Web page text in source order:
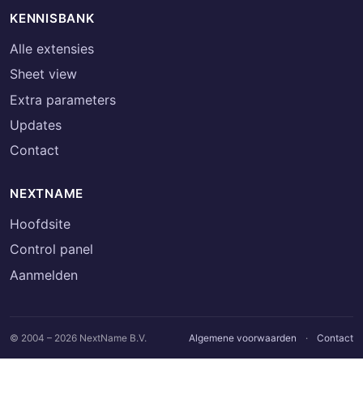
KENNISBANK
Alle extensies
Sheet view
Extra parameters
Updates
Contact
NEXTNAME
Hoofdsite
Control panel
Aanmelden
© 2004 – 2026 NextName B.V. Algemene voorwaarden · Contact